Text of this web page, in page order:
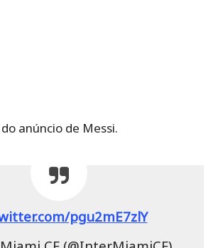
anúncio de Messi.
pgu2mE7zlY